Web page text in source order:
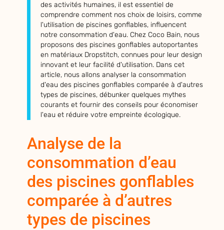
des activités humaines, il est essentiel de
comprendre comment nos choix de loisirs, comme
l'utilisation de piscines gonflables, influencent
notre consommation d'eau. Chez Coco Bain, nous
proposons des piscines gonflables autoportantes
en matériaux Dropstitch, connues pour leur design
innovant et leur facilité d'utilisation. Dans cet
article, nous allons analyser la consommation
d'eau des piscines gonflables comparée à d'autres
types de piscines, débunker quelques mythes
courants et fournir des conseils pour économiser
l'eau et réduire votre empreinte écologique.
Analyse de la
consommation d’eau
des piscines gonflables
comparée à d’autres
types de piscines